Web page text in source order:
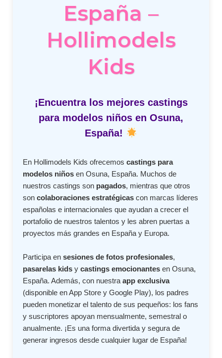
España –
Hollimodels
Kids
¡Encuentra los mejores castings
para modelos niños en Osuna,
España!
En Hollimodels Kids ofrecemoscastings para
modelos niños en Osuna, España. Muchos de
nuestros castings son pagados, mientras que otros
soncolaboraciones estratégicas con marcas líderes
españolas e internacionales que ayudan a crecer el
portafolio de nuestros talentos y les abren puertas a
proyectos más grandes en España y Europa.
Participa ensesiones de fotos profesionales,
pasarelas kids ycastings emocionantes en Osuna,
España. Además, con nuestraapp exclusiva
(disponible en App Store y Google Play), los padres
pueden monetizar el talento de sus pequeños: los fans
y suscriptores apoyan mensualmente, semestral o
anualmente. ¡Es una forma divertida y segura de
generar ingresos desde cualquier lugar de España!